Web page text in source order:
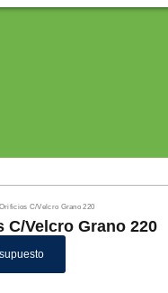
C/Velcro Grano 220
C/Velcro Grano 220